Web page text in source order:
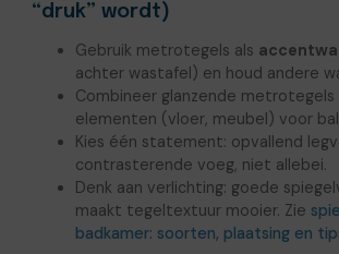
“druk” wordt)
Gebruik metrotegels als
achter wastafel) en houd andere
Combineer glanzende
elementen (vloer, meubel) voor
Kies één statement: opvallend
contrasterende voeg, niet allebei.
Denk aan verlichting: goede
maakt tegeltextuur mooier. Zie
badkamer: soorten, plaatsing en